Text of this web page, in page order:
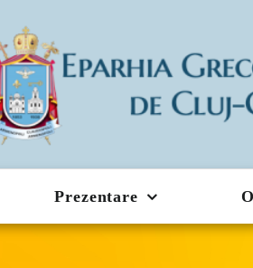
Prezentare